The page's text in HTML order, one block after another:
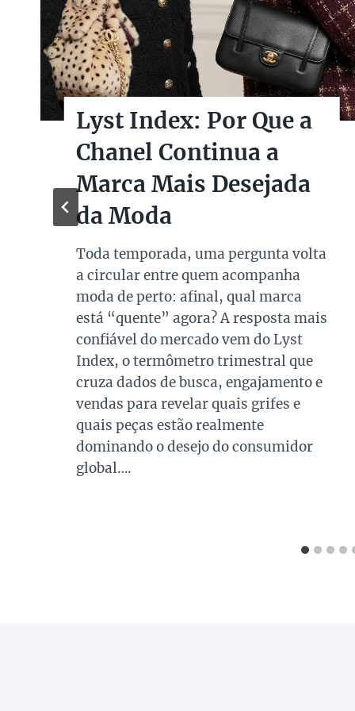
Lyst Index: Por Que a
Chanel Continua a
Marca Mais Desejada
da Moda
Toda temporada, uma pergunta volta
a circular entre quem acompanha
moda de perto: afinal, qual marca
está “quente” agora? A resposta mais
confiável do mercado vem do Lyst
Index, o termômetro trimestral que
cruza dados de busca, engajamento e
vendas para revelar quais grifes e
quais peças estão realmente
dominando o desejo do consumidor
global….